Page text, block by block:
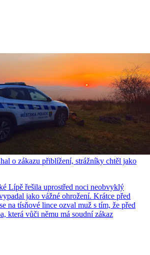
o zákazu přiblížení, strážníky chtěl jako
Lípě řešila uprostřed noci neobvyklý
jako vážné ohrožení. Krátce před
na tísňové lince ozval muž s tím, že před
která vůči němu má soudní zákaz